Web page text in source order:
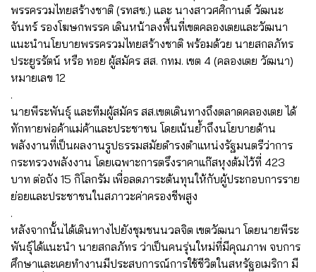
พรรครวมไทยสร้างชาติ (รทสช.) และ นางสาวศศิกานต์ วัฒนะ
จันทร์ รองโฆษกพรรค เดินหน้าลงพื้นที่เขตคลองเตยและวัฒนา
แนะนำนโยบายพรรครวมไทยสร้างชาติ พร้อมด้วย นายสกลภัทร
ประยูรรัตน์ หรือ ทอย ผู้สมัคร สส. กทม. เขต 4 (คลองเตย วัฒนา)
หมายเลข 12
.
นายพีระพันธุ์ และทีมผู้สมัคร สส.เขตเดินทางถึงตลาดคลองเตย ได้
ทักทายพ่อค้าแม่ค้าและประชาชน โดยเน้นย้ำถึงนโยบายด้าน
พลังงานที่เป็นผลงานรูปธรรมสมัยดำรงตำแหน่งรัฐมนตรีว่าการ
กระทรวงพลังงาน โดยเฉพาะการตรึงราคาแก๊สหุงต้มไว้ที่ 423
บาท ต่อถัง 15 กิโลกรัม เพื่อลดภาระต้นทุนให้กับผู้ประกอบการราย
ย่อยและประชาชนในสภาวะค่าครองชีพสูง
.
หลังจากนั้นได้เดินทางไปยังชุมชนนวลจิต เขตวัฒนา โดยนายพีระ
พันธุ์ได้แนะนำ นายสกลภัทร ว่าเป็นคนรุ่นใหม่ที่มีคุณภาพ จบการ
ศึกษาและเคยทำงานมีประสบการณ์การใช้ชีวิตในสหรัฐอเมริกา มี